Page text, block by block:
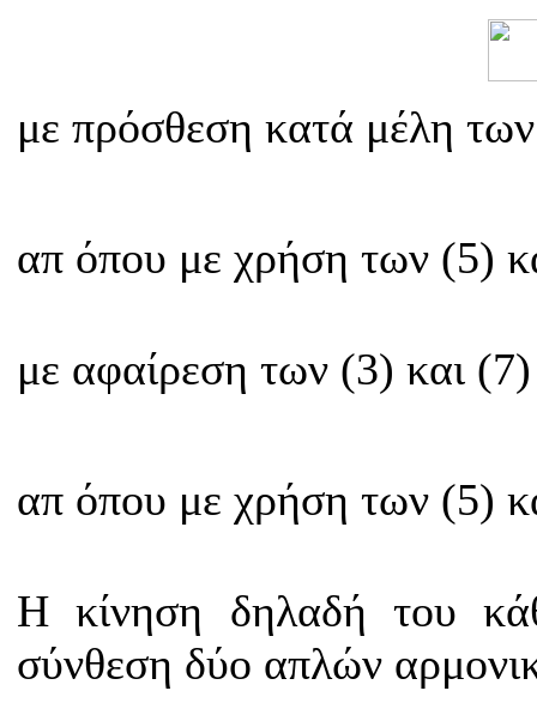
με πρόσθεση κατά μέλη
απ όπου με χρήση των (5)
με αφαίρεση των (3) και (7)
απ όπου με χρήση των (5)
Η κίνηση δηλαδή του
σύνθεση δύο απλών